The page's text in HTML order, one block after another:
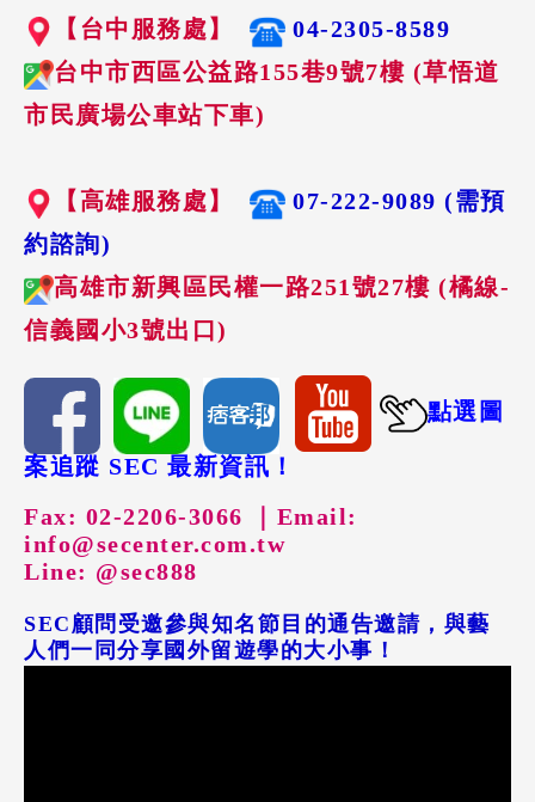
【台中服務處】
04-2305-8589
台中市西區公益路155巷9號7樓 (草悟道
市民廣場公車站下車)
【高雄服務處】
07-222-9089 (需預
約諮詢)
高雄市新興區民權一路251號27樓 (橘線-
信義國小3號出口)
點選圖
案追蹤 SEC 最新資訊！
Fax: 02-2206-3066 ｜ Email:
info@secenter.com.tw
Line: @sec888
SEC顧問受邀參與知名節目的通告邀請，與藝
人們一同分享國外留遊學的大小事！